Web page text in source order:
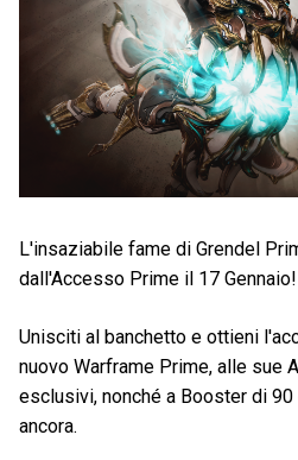
L'insaziabile fame di Grendel
dall'Accesso Prime il 17 Gennaio!
Unisciti al banchetto e ottieni
nuovo Warframe Prime, alle sue
esclusivi, nonché a Booster di
ancora.